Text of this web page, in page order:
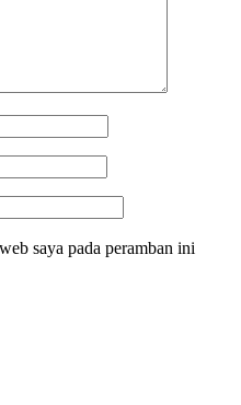
saya pada peramban ini